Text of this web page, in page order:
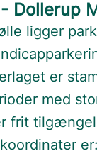
Dollerup
ligger
er
med
frit